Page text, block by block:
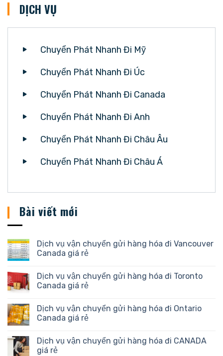
DỊCH VỤ
Chuyển Phát Nhanh Đi Mỹ
Chuyển Phát Nhanh Đi Úc
Chuyển Phát Nhanh Đi Canada
Chuyển Phát Nhanh Đi Anh
Chuyển Phát Nhanh Đi Châu Âu
Chuyển Phát Nhanh Đi Châu Á
Bài viết mới
Dịch vụ vận chuyển gửi hàng hóa đi Vancouver
Canada giá rẻ
Dịch vụ vận chuyển gửi hàng hóa đi Toronto
Canada giá rẻ
Dịch vụ vận chuyển gửi hàng hóa đi Ontario
Canada giá rẻ
Dịch vụ vận chuyển gửi hàng hóa đi CANADA
giá rẻ